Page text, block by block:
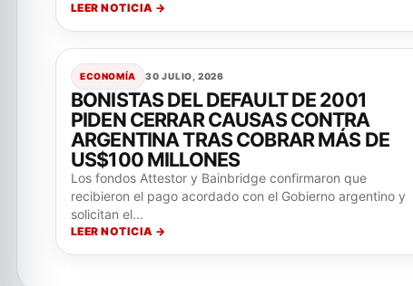
LEER NOTICIA →
ECONOMÍA 30 JULIO, 2026
BONISTAS DEL DEFAULT DE 2001
PIDEN CERRAR CAUSAS CONTRA
ARGENTINA TRAS COBRAR MÁS DE
US$100 MILLONES
Los fondos Attestor y Bainbridge confirmaron que
recibieron el pago acordado con el Gobierno argentino y
solicitan el...
LEER NOTICIA →